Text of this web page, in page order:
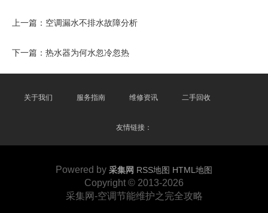
上一篇： 空调漏水不排水故障分析
下一篇： 热水器为何水忽冷忽热
关于我们 服务指南 维修资讯 二手回收
友情链接：
Powered by 采集网 RSS地图 HTML地图
Copyright © 2013-2026
采集网-空调节能维护之完全攻略